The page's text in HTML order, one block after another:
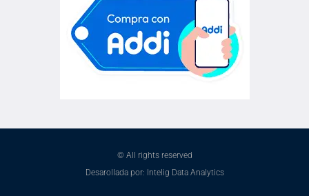
© All rights reserved
Desarollada por: Intelig Data Analytics